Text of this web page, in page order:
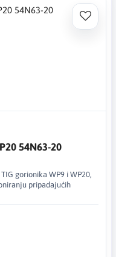
54N63-20
gorionika WP9 i WP20,
pripadajućih